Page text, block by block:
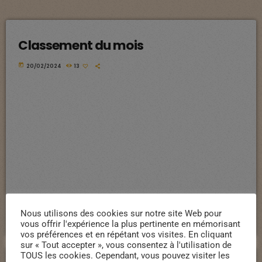
Classement du mois
today 20/02/2024 13
Nous utilisons des cookies sur notre site Web pour
vous offrir l'expérience la plus pertinente en mémorisant
vos préférences et en répétant vos visites. En cliquant
sur « Tout accepter », vous consentez à l'utilisation de
TOUS les cookies. Cependant, vous pouvez visiter les